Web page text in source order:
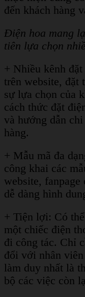
đến khách hàng
Điện hoa mang
tiên lựa chọn
+ Nhiều kênh
trên website,
sự lựa chọn của
cách thức đặt
và hướng dẫn
hàng.
+ Mẫu mã đa
công khai các
website, fanpage
dễ dàng hình
+ Tiện lợi: Có
một chiếc điện
đi công tác. Chỉ
đổi với nhân
làm duy nhất là
bộ các việc còn